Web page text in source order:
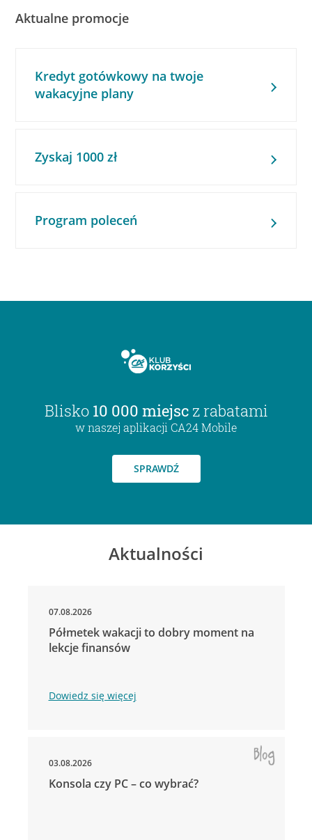
Aktualne promocje
Kredyt gotówkowy na twoje
wakacyjne plany
Zyskaj 1000 zł
Program poleceń
Blisko 10 000 miejsc z rabatami
w naszej aplikacji CA24 Mobile
SPRAWDŹ
Aktualności
07.08.2026
Półmetek wakacji to dobry moment na
lekcje finansów
Dowiedz się więcej
03.08.2026
Konsola czy PC – co wybrać?